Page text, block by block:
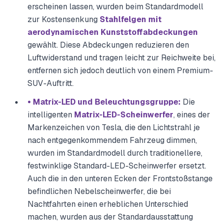
erscheinen lassen, wurden beim Standardmodell
zur Kostensenkung Stahlfelgen mit
aerodynamischen Kunststoffabdeckungen
gewählt. Diese Abdeckungen reduzieren den
Luftwiderstand und tragen leicht zur Reichweite bei,
entfernen sich jedoch deutlich von einem Premium-
SUV-Auftritt.
• Matrix-LED und Beleuchtungsgruppe: Die
intelligenten Matrix-LED-Scheinwerfer, eines der
Markenzeichen von Tesla, die den Lichtstrahl je
nach entgegenkommendem Fahrzeug dimmen,
wurden im Standardmodell durch traditionellere,
festwinklige Standard-LED-Scheinwerfer ersetzt.
Auch die in den unteren Ecken der Frontstoßstange
befindlichen Nebelscheinwerfer, die bei
Nachtfahrten einen erheblichen Unterschied
machen, wurden aus der Standardausstattung